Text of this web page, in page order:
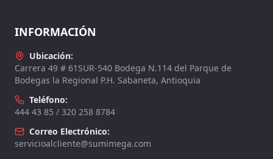
INFORMACIÓN
Ubicación:
Carrera 49 # 61SUR-540 Bodega N.114 del Parque de
Bodegas la Regional P.H. Sabaneta, Antioquia
Teléfono:
444 43 85 / 320 258 8784
Correo Electrónico:
servicioalcliente@sumimega.com